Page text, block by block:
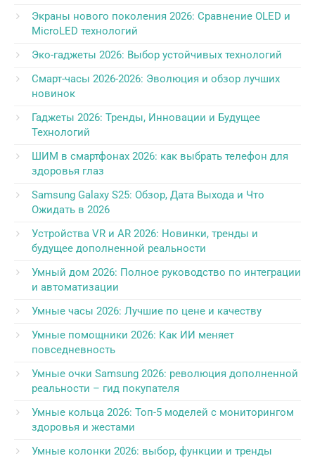
Экраны нового поколения 2026: Сравнение OLED и
MicroLED технологий
Эко-гаджеты 2026: Выбор устойчивых технологий
Смарт-часы 2026-2026: Эволюция и обзор лучших
новинок
Гаджеты 2026: Тренды, Инновации и Будущее
Технологий
ШИМ в смартфонах 2026: как выбрать телефон для
здоровья глаз
Samsung Galaxy S25: Обзор, Дата Выхода и Что
Ожидать в 2026
Устройства VR и AR 2026: Новинки, тренды и
будущее дополненной реальности
Умный дом 2026: Полное руководство по интеграции
и автоматизации
Умные часы 2026: Лучшие по цене и качеству
Умные помощники 2026: Как ИИ меняет
повседневность
Умные очки Samsung 2026: революция дополненной
реальности – гид покупателя
Умные кольца 2026: Топ-5 моделей с мониторингом
здоровья и жестами
Умные колонки 2026: выбор, функции и тренды